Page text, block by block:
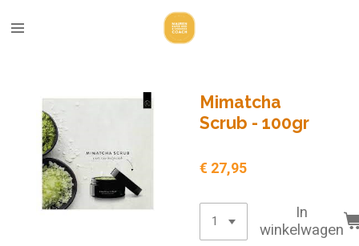
direct
Mimatcha
Scrub - 100gr
€ 27,95
In
winkelwagen